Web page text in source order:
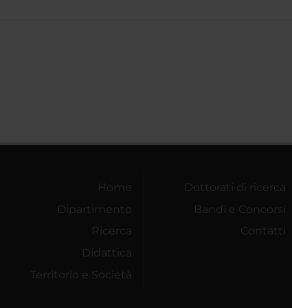
Home
Dipartimento
Ricerca
Didattica
Territorio e Società
Dottorati di ricerca
Bandi e Concorsi
Contatti